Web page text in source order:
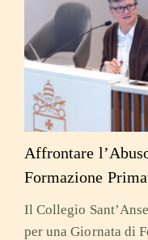
Affrontare
Formazione
Il Collegio
per una Giornata di